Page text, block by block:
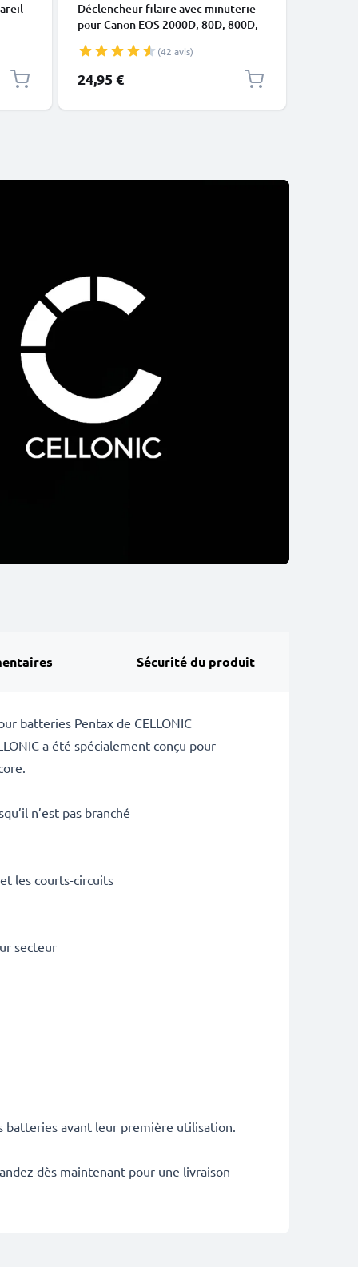
Déclencheur filaire avec minuterie
pour Canon EOS 2000D, 80D, 800D,
Intervallomètre filaire déclencheur
pour appareil photo de
(42 avis)
24,95 €
Sécurité du produit
batteries Pentax de CELLONIC
a été spécialement conçu pour
n’est pas branché
les courts-circuits
secteur
batteries avant leur première utilisation.
dès maintenant pour une livraison